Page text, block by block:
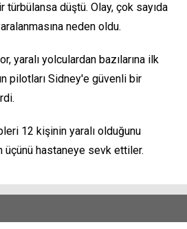
düştü. Olay, çok sayıda
neden oldu.
yaralı yolculardan bazılarına ilk
pilotları Sidney'e güvenli bir
12 kişinin yaralı olduğunu
üçünü hastaneye sevk ettiler.